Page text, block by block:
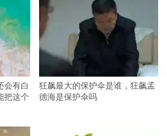
会有白
把这个
狂飙最大的保护伞是谁，狂飙孟
德海是保护伞吗